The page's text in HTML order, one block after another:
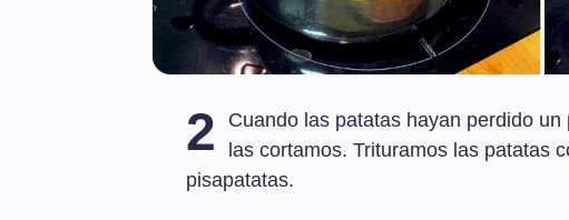
2
Cuando las patatas hayan perdido
las cortamos. Trituramos las patatas
pisapatatas.